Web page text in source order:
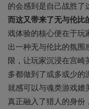
的会感到是自己战胜了
而这又带来了无与伦比
戏体验的核心便在于
出一种无与伦比的氛
限，让玩家沉浸在宫崎
多都做到了或多或少的
就感可以与魂类游戏媲
真正融入了猎人的身份